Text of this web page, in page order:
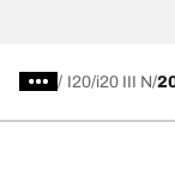
/ I20 i20 III N